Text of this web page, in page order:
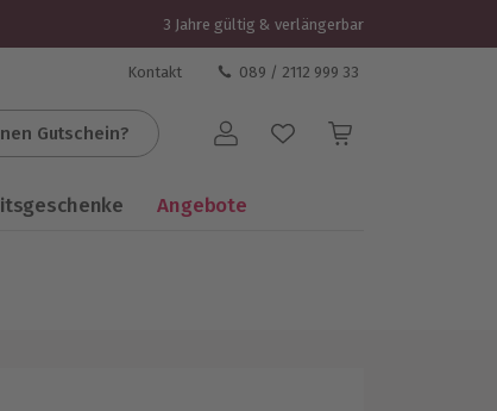
3 Jahre gültig & verlängerbar
Kontakt 089 / 2112 999 33
Gutschein? Benutzerkonto
Angebote